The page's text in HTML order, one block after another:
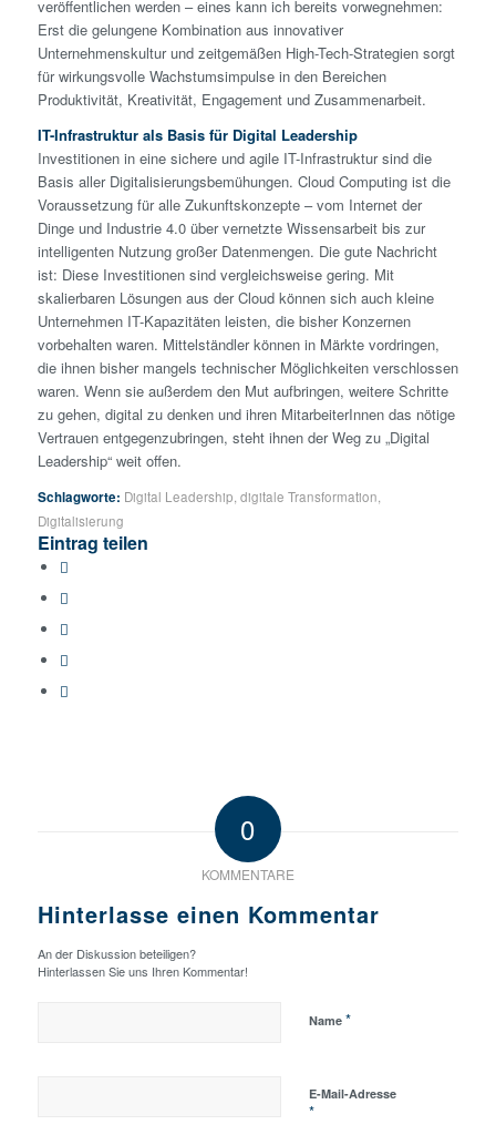
veröffentlichen werden – eines kann ich bereits vorwegnehmen:
Erst die gelungene Kombination aus innovativer
Unternehmenskultur und zeitgemäßen High-Tech-Strategien sorgt
für wirkungsvolle Wachstumsimpulse in den Bereichen
Produktivität, Kreativität, Engagement und Zusammenarbeit.
IT-Infrastruktur als Basis für Digital Leadership
Investitionen in eine sichere und agile IT-Infrastruktur sind die
Basis aller Digitalisierungsbemühungen. Cloud Computing ist die
Voraussetzung für alle Zukunftskonzepte – vom Internet der
Dinge und Industrie 4.0 über vernetzte Wissensarbeit bis zur
intelligenten Nutzung großer Datenmengen. Die gute Nachricht
ist: Diese Investitionen sind vergleichsweise gering. Mit
skalierbaren Lösungen aus der Cloud können sich auch kleine
Unternehmen IT-Kapazitäten leisten, die bisher Konzernen
vorbehalten waren. Mittelständler können in Märkte vordringen,
die ihnen bisher mangels technischer Möglichkeiten verschlossen
waren. Wenn sie außerdem den Mut aufbringen, weitere Schritte
zu gehen, digital zu denken und ihren MitarbeiterInnen das nötige
Vertrauen entgegenzubringen, steht ihnen der Weg zu „Digital
Leadership“ weit offen.
Schlagworte: Digital Leadership digitale Transformation
Digitalisierung
Eintrag teilen
0
KOMMENTARE
Hinterlasse einen Kommentar
An der Diskussion beteiligen?
Hinterlassen Sie uns Ihren Kommentar!
Name *
E-Mail-Adresse
*